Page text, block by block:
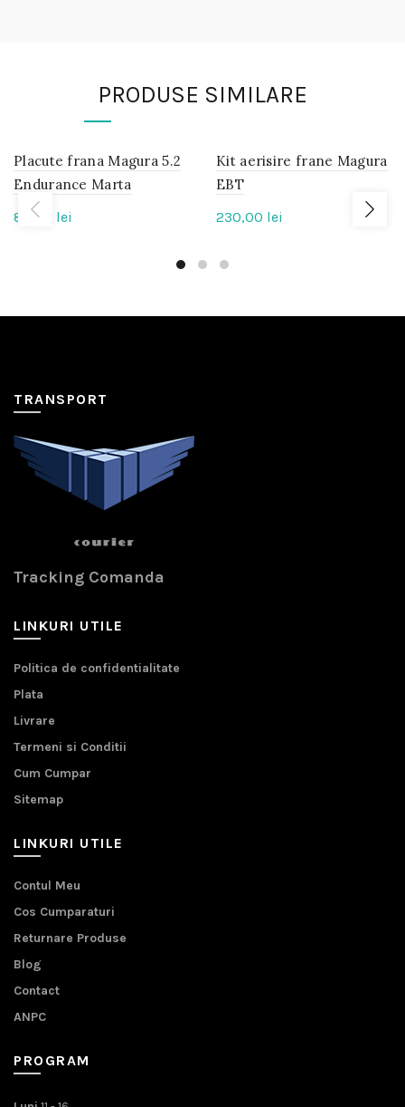
PRODUSE SIMILARE
IN
STOC
Placute frana Magura 5.2
Endurance Marta
85,00 lei
IN
STOC
Kit aerisire frane Magura
EBT
230,00 lei
TRANSPORT
Tracking Comanda
LINKURI UTILE
Politica de confidentialitate
Plata
Livrare
Termeni si Conditii
Cum Cumpar
Sitemap
LINKURI UTILE
Contul Meu
Cos Cumparaturi
Returnare Produse
Blog
Contact
ANPC
PROGRAM